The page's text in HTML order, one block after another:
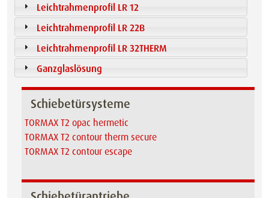
Leichtrahmenprofil LR 12
Leichtrahmenprofil LR 22B
Leichtrahmenprofil LR 32THERM
Ganzglaslösung
Schiebetürsysteme
TORMAX T2 opac hermetic
TORMAX T2 contour therm secure
TORMAX T2 contour escape